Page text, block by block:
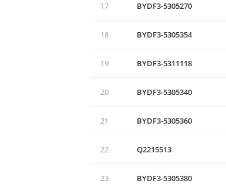
17 BYDF3-5305270
18 BYDF3-5305354
19 BYDF3-5311118
20 BYDF3-5305340
21 BYDF3-5305360
22 Q2215513
23 BYDF3-5305380